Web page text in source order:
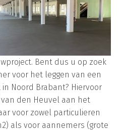
Bent dus u op zoek
voor het leggen van een
Noord Brabant? Hiervoor
den Heuvel aan het
voor zowel particulieren
als voor aannemers (grote